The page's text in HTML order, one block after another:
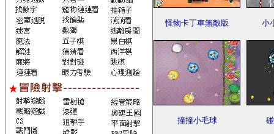
怪物卡丁車無敵版 小
撞撞小毛球